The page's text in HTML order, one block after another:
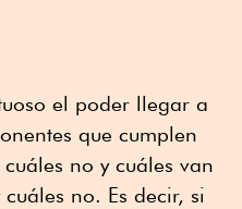
el poder llegar a
que cumplen
no y cuáles van
no. Es decir, si